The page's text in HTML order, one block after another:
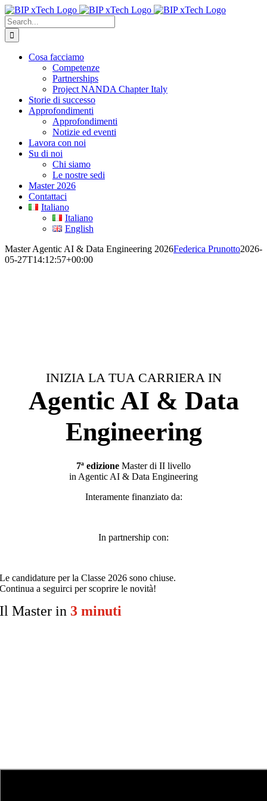
Skip
to
content
Search
for:
Cosa facciamo
Competenze
Partnerships
Project NANDA Chapter Italy
Storie di successo
Approfondimenti
Approfondimenti
Notizie ed eventi
Lavora con noi
Su di noi
Chi siamo
Le nostre sedi
Master 2026
Contattaci
Italiano
Italiano
English
Master Agentic AI & Data Engineering 2026Federica Prunotto2026-
05-27T14:12:57+00:00
INIZIA LA TUA CARRIERA IN
Agentic AI & Data
Engineering
7ª edizione Master di II livello
in Agentic AI & Data Engineering
Interamente finanziato da:
In partnership con:
Le candidature per la Classe 2026 sono chiuse.
Continua a seguirci per scoprire le novità!
Il Master in 3 minuti